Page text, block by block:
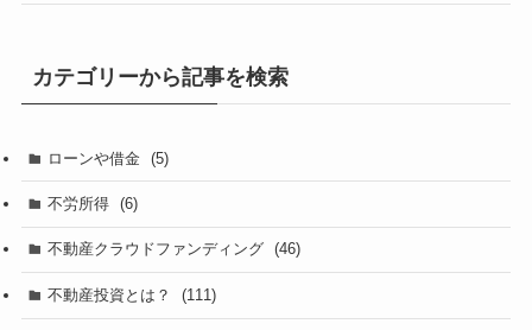
カテゴリーから記事を検索
ローンや借金 (5)
不労所得 (6)
不動産クラウドファンディング (46)
不動産投資とは？ (111)